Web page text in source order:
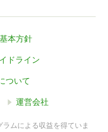
本方針
ドライン
ついて
運営会社
ムによる収益を得ていま